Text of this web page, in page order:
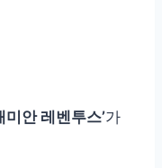
미안 레벤투스’가